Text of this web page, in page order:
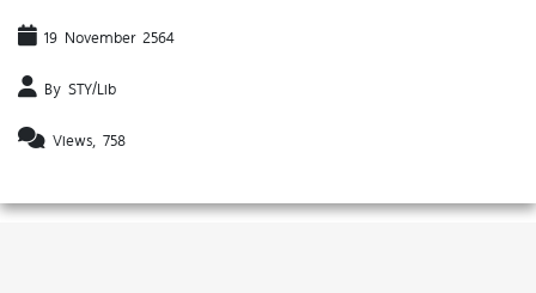
19 November 2564
By STY/Lib
Views, 758